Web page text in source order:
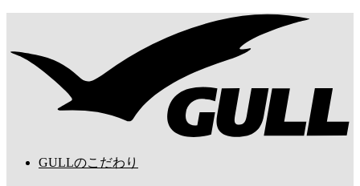
GULLのこだわり